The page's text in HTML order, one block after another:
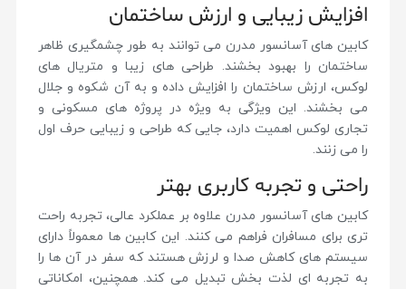
افزایش زیبایی و ارزش ساختمان
کابین های آسانسور مدرن می توانند به طور چشمگیری ظاهر
ساختمان را بهبود بخشند. طراحی های زیبا و متریال های
لوکس، ارزش ساختمان را افزایش داده و به آن شکوه و جلال
می بخشند. این ویژگی به ویژه در پروژه های مسکونی و
تجاری لوکس اهمیت دارد، جایی که طراحی و زیبایی حرف اول
را می زنند.
راحتی و تجربه کاربری بهتر
کابین های آسانسور مدرن علاوه بر عملکرد عالی، تجربه راحت
تری برای مسافران فراهم می کنند. این کابین ها معمولاً دارای
سیستم های کاهش صدا و لرزش هستند که سفر در آن ها را
به تجربه ای لذت بخش تبدیل می کند. همچنین، امکاناتی